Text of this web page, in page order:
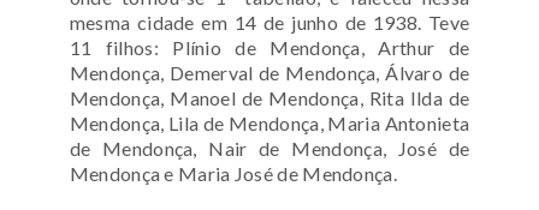
mesma cidade em 14 de junho de 1938. Teve
11 filhos: Plínio de Mendonça, Arthur de
Mendonça, Demerval de Mendonça, Álvaro de
Mendonça, Manoel de Mendonça, Rita Ilda de
Mendonça, Lila de Mendonça, Maria Antonieta
de Mendonça, Nair de Mendonça, José de
Mendonça e Maria José de Mendonça.